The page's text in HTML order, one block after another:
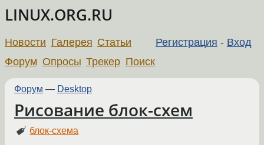
LINUX.ORG.RU
Регистрация - Вход
Новости Галерея Статьи
Форум Опросы Трекер Поиск
Форум — Desktop
Рисование блок-схем
блок-схема